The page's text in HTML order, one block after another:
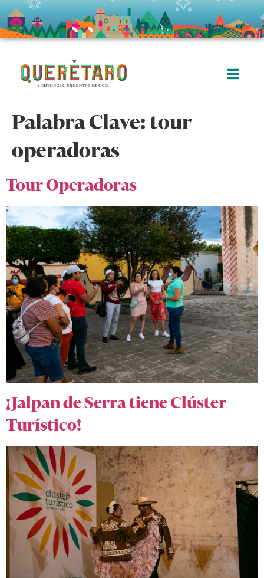
Palabra Clave:tour
operadoras
Tour Operadoras
¡Jalpan de Serra tiene Clúster
Turístico!